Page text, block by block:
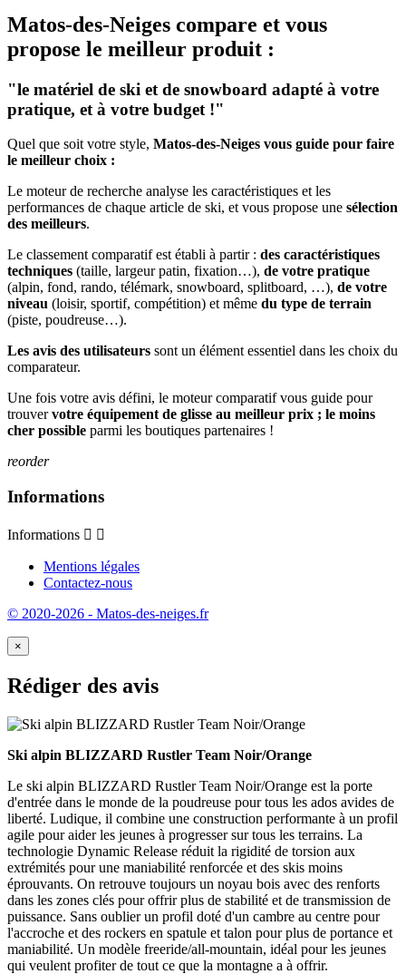
Matos-des-Neiges compare et vous
propose le meilleur produit :
"le matériel de ski et de snowboard adapté à votre
pratique, et à votre budget !"
Quel que soit votre style, Matos-des-Neiges vous guide pour faire
le meilleur choix :
Le moteur de recherche analyse les caractéristiques et les
performances de chaque article de ski, et vous propose une sélection
des meilleurs.
Le classement comparatif est établi à partir : des caractéristiques
techniques (taille, largeur patin, fixation…), de votre pratique
(alpin, fond, rando, télémark, snowboard, splitboard, …), de votre
niveau (loisir, sportif, compétition) et même du type de terrain
(piste, poudreuse…).
Les avis des utilisateurs sont un élément essentiel dans les choix du
comparateur.
Une fois votre avis défini, le moteur comparatif vous guide pour
trouvervotre équipement de glisse au meilleur prix ; le moins
cher possible parmi les boutiques partenaires !
reorder
Informations
Informations  
Mentions légales
Contactez-nous
© 2020-2026 - Matos-des-neiges.fr
×
Rédiger des avis
Ski alpin BLIZZARD Rustler Team Noir/Orange
Le ski alpin BLIZZARD Rustler Team Noir/Orange est la porte
d'entrée dans le monde de la poudreuse pour tous les ados avides de
liberté. Ludique, il combine une construction performante à un profil
agile pour aider les jeunes à progresser sur tous les terrains. La
technologie Dynamic Release réduit la rigidité de torsion aux
extrémités pour une maniabilité renforcée et des skis moins
éprouvants. On retrouve toujours un noyau bois avec des renforts
dans les zones clés pour offrir plus de stabilité et de transmission de
puissance. Sans oublier un profil doté d'un cambre au centre pour
l'accroche et des rockers en spatule et talon pour plus de portance et
maniabilité. Un modèle freeride/all-mountain, idéal pour les jeunes
qui veulent profiter de tout ce que la montagne a à offrir.